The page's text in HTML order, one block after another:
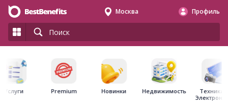
Москва Профиль
Услуги Premium Новинки Недвижимость
Техника